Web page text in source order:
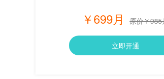
￥699月 原价￥985
立即开通